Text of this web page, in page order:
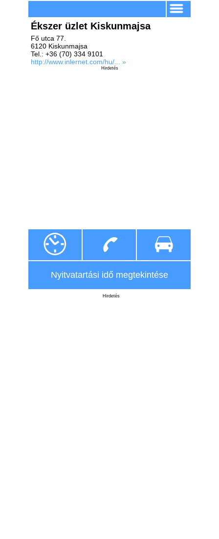
Ékszer üzlet Kiskunmajsa
Fő utca 77.
6120 Kiskunmajsa
Tel.: +36 (70) 334 9101
http://www.inlernet.com/hu/... »
Hirdetés
Nyitvatartási idő megtekintése
Hirdetés